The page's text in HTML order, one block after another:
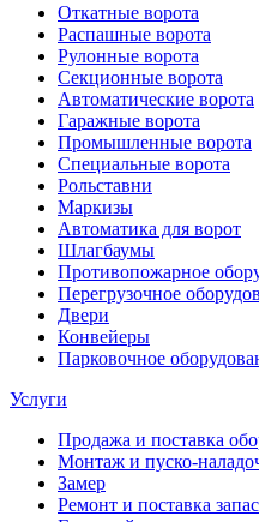
Откатные ворота
Распашные ворота
Рулонные ворота
Секционные ворота
Автоматические ворота
Гаражные ворота
Промышленные ворота
Специальные ворота
Рольставни
Маркизы
Автоматика для ворот
Шлагбаумы
Противопожарное
Перегрузочное
Двери
Конвейеры
Парковочное
Услуги
Продажа и поставка
Монтаж и пуско-
Замер
Ремонт и поставка